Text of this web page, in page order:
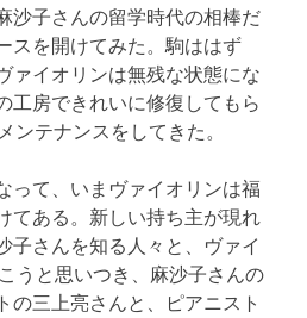
沙子さんの留学時代の相棒だ
スを開けてみた。駒ははず
ァイオリンは無残な状態にな
工房できれいに修復してもら
ンテナンスをしてきた。
って、いまヴァイオリンは福
てある。新しい持ち主が現れ
子さんを知る人々と、ヴァイ
うと思いつき、麻沙子さんの
の三上亮さんと、ピアニスト